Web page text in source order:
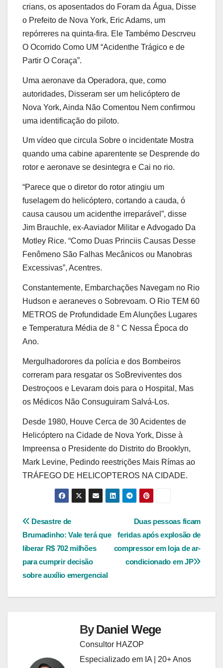
crians, os aposentados do Foram da Água, Disse
o Prefeito de Nova York, Eric Adams, um
repórreres na quinta-fira. Ele Tambémo Descrveu
O Ocorrido Como UM “Acidenthe Trágico e de
Partir O Coraça”.
Uma aeronave da Operadora, que, como
autoridades, Disseram ser um helicóptero de
Nova York, Ainda Não Comentou Nem confirmou
uma identificação do piloto.
Um vídeo que circula Sobre o incidentate Mostra
quando uma cabine aparentente se Desprende do
rotor e aeronave se desintegra e Cai no rio.
“Parece que o diretor do rotor atingiu um
fuselagem do helicóptero, cortando a cauda, ​​ó
causa causou um acidenthe irreparável”, disse
Jim Brauchle, ex-Aaviador Militar e Advogado Da
Motley Rice. “Como Duas Princiis Causas Desse
Fenômeno São Falhas Mecânicos ou Manobras
Excessivas”, Acentres.
Constantemente, Embarchações Navegam no Rio
Hudson e aeraneves o Sobrevoam. O Rio TEM 60
METROS de Profundidade Em Alunções Lugares
e Temperatura Média de 8 ° C Nessa Época do
Ano.
Mergulhadorores da polícia e dos Bombeiros
correram para resgatar os SoBreviventes dos
Destroçoos e Levaram dois para o Hospital, Mas
os Médicos Não Consuguiram Salvá-Los.
Desde 1980, Houve Cerca de 30 Acidentes de
Helicóptero na Cidade de Nova York, Disse à
Impreensa o Presidente do Distrito do Brooklyn,
Mark Levine, Pedindo reestrições Mais Rímas ao
TRÁFEGO DE HELICOPTEROS NA CIDADE.
Navegação
de
Post
Duas pessoas ficam
feridas após explosão de
compressor em loja de ar-
condicionado em JP
Desastre de
Brumadinho: Vale terá que
liberar R$ 702 milhões
para cumprir decisão
sobre auxílio emergencial
ByDaniel Wege
Consultor HAZOP
Especializado em IA | 20+ Anos